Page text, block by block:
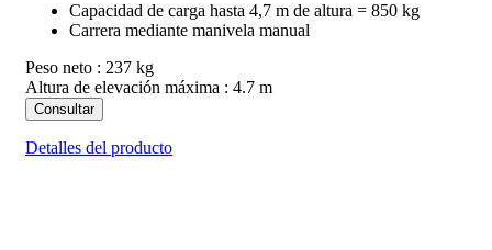
Capacidad de carga hasta 4,7 m de altura = 850 kg
Carrera mediante manivela manual
Peso neto : 237 kg
Altura de elevación máxima : 4.7 m
Consultar
Detalles del producto